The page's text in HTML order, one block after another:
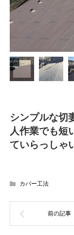
シンプルな切
人作業でも短
ていらっしゃ
カバー工法